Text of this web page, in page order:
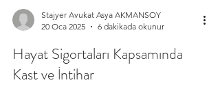
Stajyer Avukat Asya AKMANSOY
20 Oca 2025